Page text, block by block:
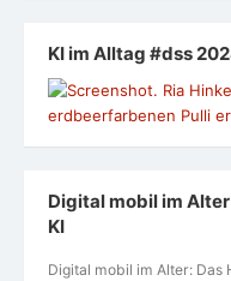
KI im Alltag #dss
Digital mobil im
KI
Digital mobil im Alter: Das